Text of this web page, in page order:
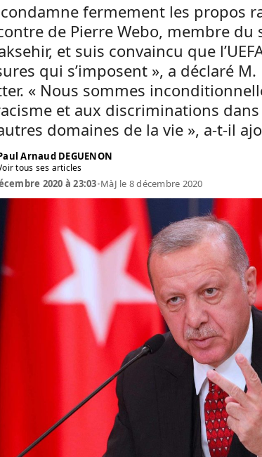
condamne fermement les propos
de Pierre Webo, membre
et suis convaincu que
qui s’imposent », a déclaré
« Nous sommes
et aux discriminations
domaines de la vie », a-t-il
Arnaud DEGUENON
tous ses articles
2020 à 23:03•MàJ le 8 décembre 2020